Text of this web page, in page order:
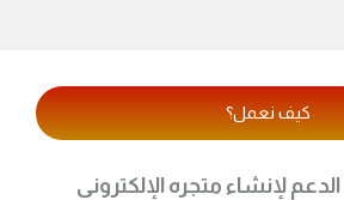
كيف نعمل؟
لإنشاء متجره الإلكتروني